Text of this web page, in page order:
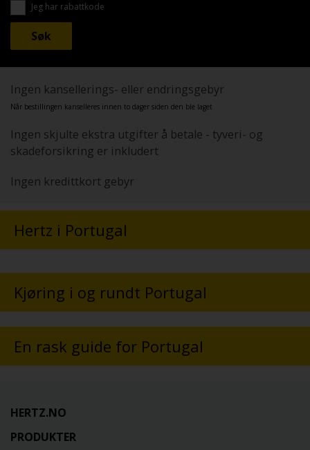
Jeg har rabattkode
Ingen kansellerings- eller endringsgebyr
Når bestillingen kanselleres innen to dager siden den ble laget
Ingen skjulte ekstra utgifter å betale - tyveri- og
skadeforsikring er inkludert
Ingen kredittkort gebyr
Hertz i Portugal
Kjøring i og rundt Portugal
En rask guide for Portugal
HERTZ.NO
PRODUKTER